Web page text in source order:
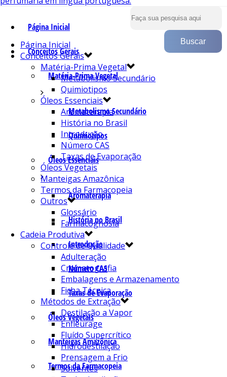
Página Inicial
Conceitos Gerais
Matéria-Prima Vegetal
Metabolismo Secundário
Quimiotipos
Óleos Essenciais
Aromaterapia
História no Brasil
Introdução
Número CAS
Taxas de Evaporação
Óleos Vegetais
Manteigas Amazônica
Termos da Farmacopeia
Página Inicial
Conceitos Gerais
Matéria-Prima Vegetal
Metabolismo Secundário
Quimiotipos
Óleos Essenciais
Aromaterapia
História no Brasil
Introdução
Número CAS
Taxas de Evaporação
Óleos Vegetais
Manteigas Amazônica
Termos da Farmacopeia
Outros
Glossário
Farmacognosia
Cadeia Produtiva
Controle de Qualidade
Adulteração
Cromatografia
Embalagens e Armazenamento
Ficha Técnica
Métodos de Extração
Destilação a Vapor
Enfleurage
Fluído Supercrítico
Hidrodestilação
Prensagem a Frio
Solventes